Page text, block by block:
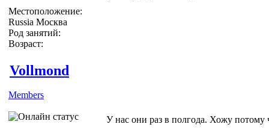
Местоположение:
Russia Москва
Род занятий:
Возраст:
Vollmond
Members
У нас они раз в полгода. Хожу потому